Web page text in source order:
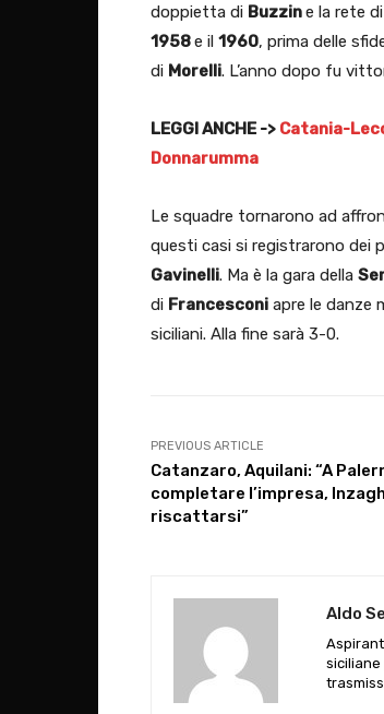
doppietta di Buzzine la rete di
1958e il 1960, prima delle
di Morelli. L’anno dopo fu
LEGGI ANCHE -> Catania-
Donnarumma
Le squadre tornarono ad
questi casi si registrarono dei
Gavinelli. Ma è la gara della
di Francesconi apre le danze
siciliani. Alla fine sarà 3-0.
PREVIOUS ARTICLE
Catanzaro, Aquilani: “A
completare l’impresa,
riscattarsi”
Aldo
siciliane